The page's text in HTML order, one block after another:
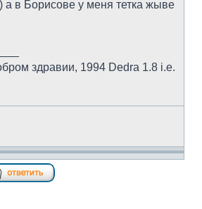
а в Борисове у меня тетка жыве
здравии, 1994 Dedra 1.8 i.e.